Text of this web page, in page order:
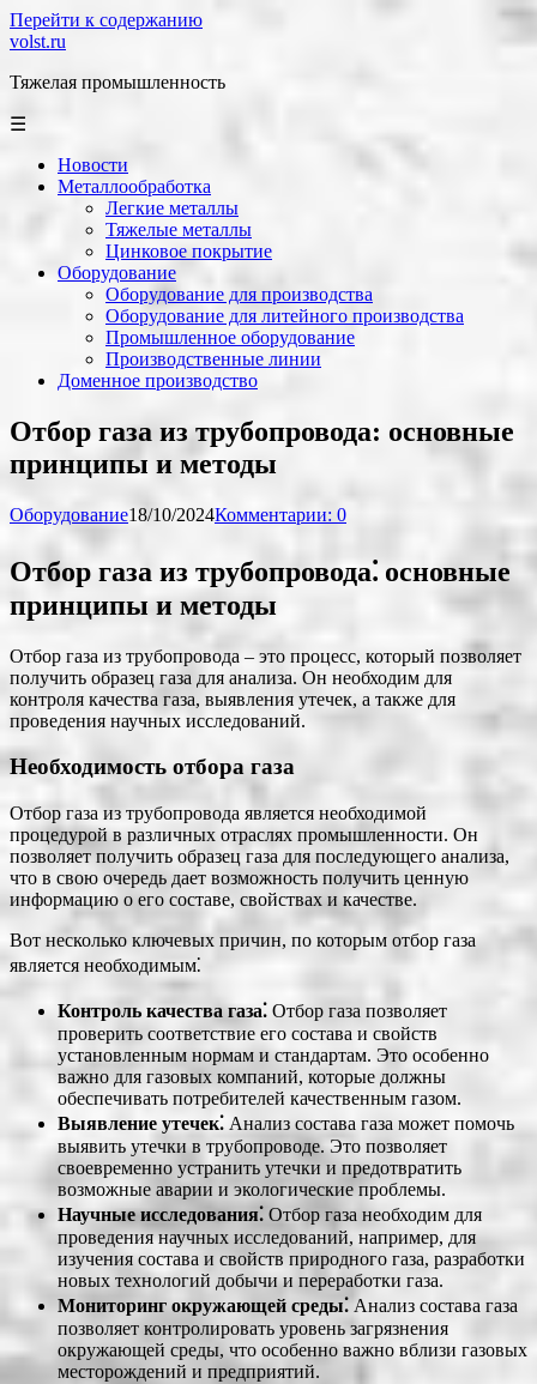
Перейти к содержанию
volst.ru
Тяжелая промышленность
☰
Новости
Металлообработка
Легкие металлы
Тяжелые металлы
Цинковое покрытие
Оборудование
Оборудование для производства
Оборудование для литейного производства
Промышленное оборудование
Производственные линии
Доменное производство
Отбор газа из трубопровода: основные
принципы и методы
Оборудование18/10/2024Комментарии: 0
Отбор газа из трубопровода⁚ основные
принципы и методы
Отбор газа из трубопровода – это процесс, который позволяет
получить образец газа для анализа. Он необходим для
контроля качества газа, выявления утечек, а также для
проведения научных исследований.
Необходимость отбора газа
Отбор газа из трубопровода является необходимой
процедурой в различных отраслях промышленности. Он
позволяет получить образец газа для последующего анализа,
что в свою очередь дает возможность получить ценную
информацию о его составе, свойствах и качестве.
Вот несколько ключевых причин, по которым отбор газа
является необходимым⁚
Контроль качества газа⁚ Отбор газа позволяет
проверить соответствие его состава и свойств
установленным нормам и стандартам. Это особенно
важно для газовых компаний, которые должны
обеспечивать потребителей качественным газом.
Выявление утечек⁚ Анализ состава газа может помочь
выявить утечки в трубопроводе. Это позволяет
своевременно устранить утечки и предотвратить
возможные аварии и экологические проблемы.
Научные исследования⁚ Отбор газа необходим для
проведения научных исследований, например, для
изучения состава и свойств природного газа, разработки
новых технологий добычи и переработки газа.
Мониторинг окружающей среды⁚ Анализ состава газа
позволяет контролировать уровень загрязнения
окружающей среды, что особенно важно вблизи газовых
месторождений и предприятий.